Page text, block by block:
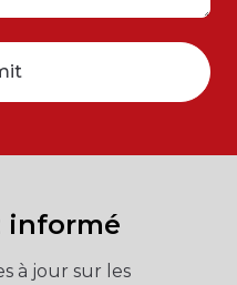
informé
à jour sur les